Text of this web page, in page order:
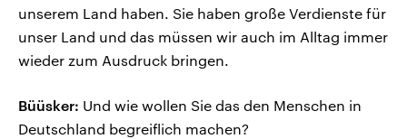
unserem Land haben. Sie haben große Verdienste für
unser Land und das müssen wir auch im Alltag immer
wieder zum Ausdruck bringen.
Büüsker: Und wie wollen Sie das den Menschen in
Deutschland begreiflich machen?